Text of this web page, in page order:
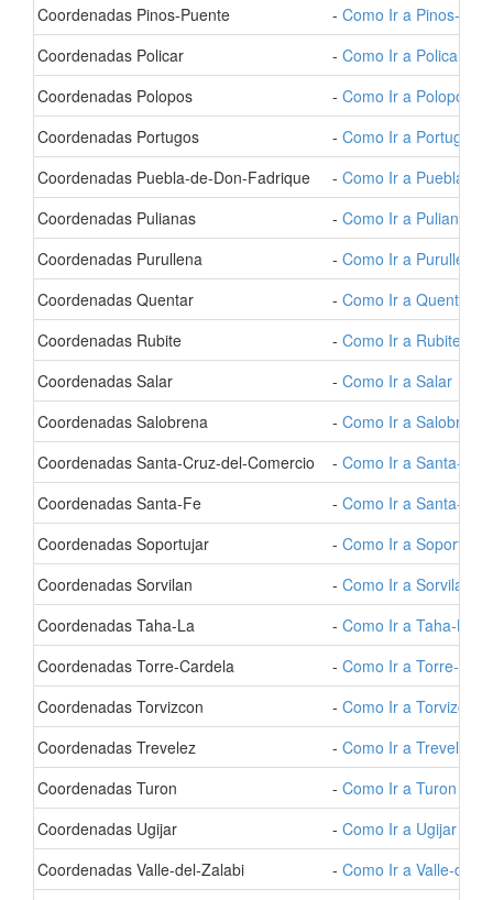
- Coordenadas Pinos-Puente
- Como Ir a Pinos-
- Coordenadas Policar
- Como Ir a Policar
- Coordenadas Polopos
- Como Ir a Polopos
- Coordenadas Portugos
- Como Ir a Portugos
- Coordenadas Puebla-de-Don-Fadrique
- Como Ir a Puebla-
- Coordenadas Pulianas
- Como Ir a Pulianas
- Coordenadas Purullena
- Como Ir a Purullena
- Coordenadas Quentar
- Como Ir a Quentar
- Coordenadas Rubite
- Como Ir a Rubite
- Coordenadas Salar
- Como Ir a Salar
- Coordenadas Salobrena
- Como Ir a Salobrena
- Coordenadas Santa-Cruz-del-Comercio
- Como Ir a Santa-
- Coordenadas Santa-Fe
- Como Ir a Santa-Fe
- Coordenadas Soportujar
- Como Ir a Soportujar
- Coordenadas Sorvilan
- Como Ir a Sorvilan
- Coordenadas Taha-La
- Como Ir a Taha-La
- Coordenadas Torre-Cardela
- Como Ir a Torre-
- Coordenadas Torvizcon
- Como Ir a Torvizcon
- Coordenadas Trevelez
- Como Ir a Trevelez
- Coordenadas Turon
- Como Ir a Turon
- Coordenadas Ugijar
- Como Ir a Ugijar
- Coordenadas Valle-del-Zalabi
- Como Ir a Valle-del-